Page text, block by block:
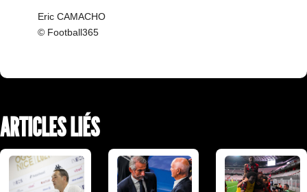
Eric CAMACHO
© Football365
ARTICLES LIÉS